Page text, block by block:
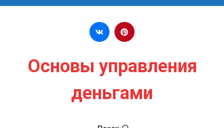
Перейти к содержимому
Основы управления
деньгами